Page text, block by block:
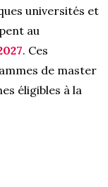
universités et
au
. Ces
de master
éligibles à la